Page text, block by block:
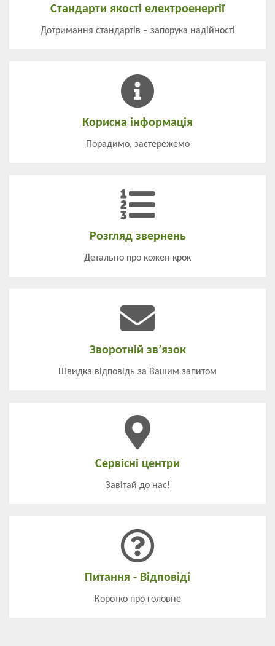
Стандарти якості електроенергії
Дотримання стандартів – запорука надійності
Корисна інформація
Порадимо, застережемо
Розгляд звернень
Детально про кожен крок
Зворотній зв’язок
Швидка відповідь за Вашим запитом
Сервісні центри
Завітай до нас!
Питання - Відповіді
Коротко про головне